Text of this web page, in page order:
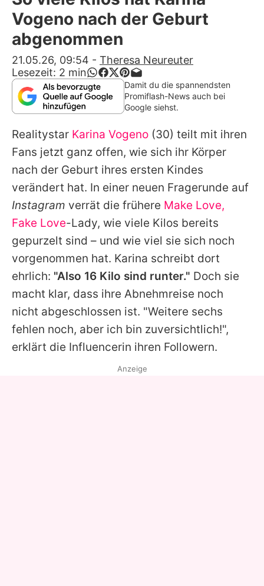
Alle Themen auf Promiflash
App runterladen
Team
Redaktionelle Richtlinien
Impressum
Datenschutzerklärung
Nutzungsbedingungen
Utiq verwalten
Vogeno nach der Geburt
abgenommen
21.05.26, 09:54 - Theresa Neureuter
Lesezeit: 2 min
Damit du die spannendsten
Promiflash-News auch bei
Google siehst.
Realitystar Karina Vogeno (30) teilt mit ihren
Fans jetzt ganz offen, wie sich ihr Körper
nach der Geburt ihres ersten Kindes
verändert hat. In einer neuen Fragerunde auf
Instagram verrät die frühere Make Love,
Fake Love-Lady, wie viele Kilos bereits
gepurzelt sind – und wie viel sie sich noch
vorgenommen hat. Karina schreibt dort
ehrlich: "Also 16 Kilo sind runter." Doch sie
macht klar, dass ihre Abnehmreise noch
nicht abgeschlossen ist. "Weitere sechs
fehlen noch, aber ich bin zuversichtlich!",
erklärt die Influencerin ihren Followern.
Anzeige